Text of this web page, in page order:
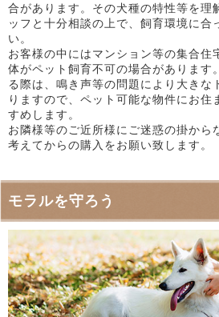
合があります。その犬種の特性等を理
ッフと十分相談の上で、飼育環境に合
い。
お客様の中にはマンション等の集合住
体がペット飼育不可の場合があります
る際は、鳴き声等の問題により大きな
りますので、ペット可能な物件にお住
すめします。
お隣様等のご近所様にご迷惑の掛から
考えてからの購入をお願い致します。
モラルを守ろう